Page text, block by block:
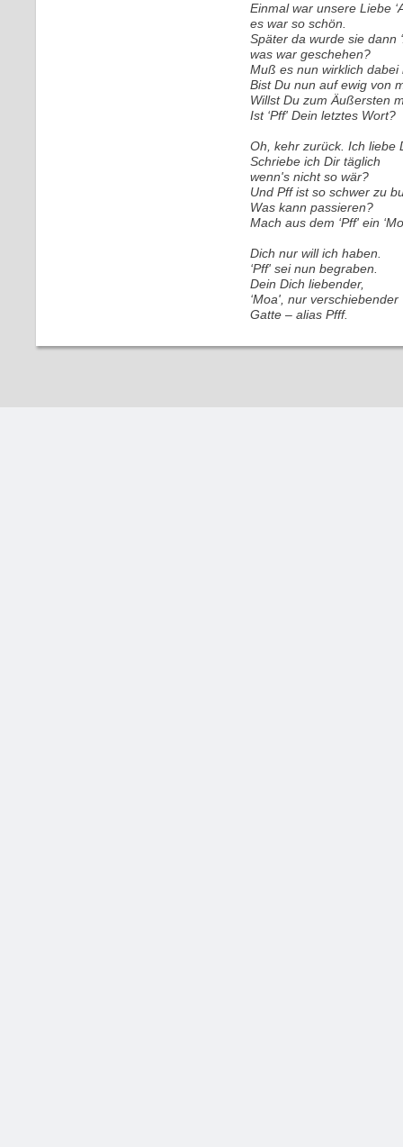
Einmal war unsere Liebe
es war so schön.
Später da wurde sie dann
was war geschehen?
Muß es nun wirklich dabei
Bist Du nun auf ewig von
Willst Du zum Äußersten
Ist ‘Pff' Dein letztes Wort?
Oh, kehr zurück. Ich liebe
Schriebe ich Dir täglich
wenn's nicht so wär?
Und Pff ist so schwer zu
Was kann passieren?
Mach aus dem ‘Pff' ein
Dich nur will ich haben.
‘Pff' sei nun begraben.
Dein Dich liebender,
‘Moa', nur verschiebender
Gatte – alias Pfff.